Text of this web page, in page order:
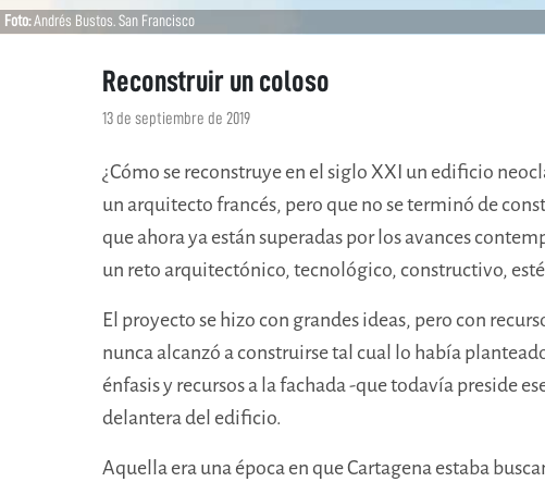
Foto:Andrés Bustos. San Francisco
Reconstruir un coloso
13 de septiembre de 2019
¿Cómo se reconstruye en el siglo XXI un edificio
un arquitecto francés, pero que no se terminó de
que ahora ya están superadas por los avances
un reto arquitectónico, tecnológico, constructivo,
El proyecto se hizo con grandes ideas, pero con
nunca alcanzó a construirse tal cual lo había
énfasis y recursos a la fachada -que todavía preside
delantera del edificio.
Aquella era una época en que Cartagena estaba